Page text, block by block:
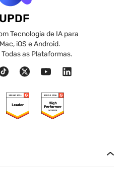
UPDF
Tecnologia de IA para
iOS e Android.
as Plataformas.